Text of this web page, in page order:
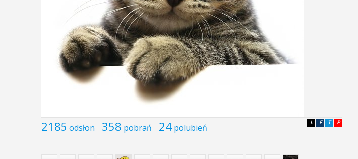
2185 odsłon 358 pobrań 24 polubień P
T
F
L